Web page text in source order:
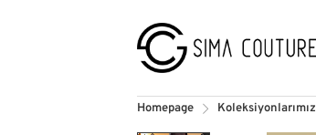
Homepage Koleksiyonlarımız